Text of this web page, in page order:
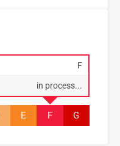
F
in process...
E F G